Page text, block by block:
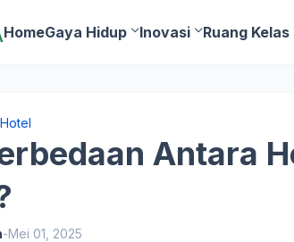
HomeGaya Hidup Inovasi Ruang Kelas
Antara
-Mei 01, 2025